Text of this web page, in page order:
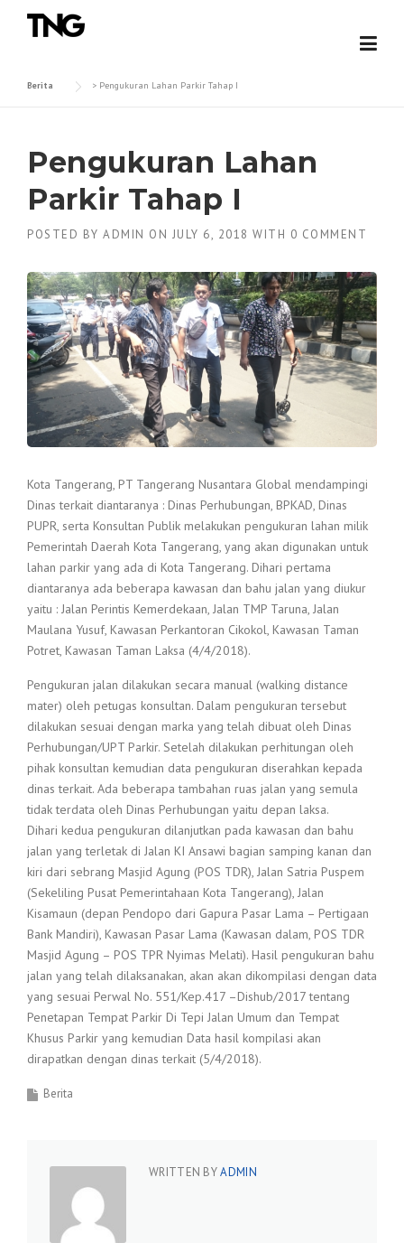
Berita > Pengukuran Lahan Parkir Tahap I
Pengukuran Lahan
Parkir Tahap I
POSTED BY ADMIN ON JULY 6, 2018 WITH 0 COMMENT
Kota Tangerang, PT Tangerang Nusantara Global mendampingi
Dinas terkait diantaranya : Dinas Perhubungan, BPKAD, Dinas
PUPR, serta Konsultan Publik melakukan pengukuran lahan milik
Pemerintah Daerah Kota Tangerang, yang akan digunakan untuk
lahan parkir yang ada di Kota Tangerang. Dihari pertama
diantaranya ada beberapa kawasan dan bahu jalan yang diukur
yaitu : Jalan Perintis Kemerdekaan, Jalan TMP Taruna, Jalan
Maulana Yusuf, Kawasan Perkantoran Cikokol, Kawasan Taman
Potret, Kawasan Taman Laksa (4/4/2018).
Pengukuran jalan dilakukan secara manual (walking distance
mater) oleh petugas konsultan. Dalam pengukuran tersebut
dilakukan sesuai dengan marka yang telah dibuat oleh Dinas
Perhubungan/UPT Parkir. Setelah dilakukan perhitungan oleh
pihak konsultan kemudian data pengukuran diserahkan kepada
dinas terkait. Ada beberapa tambahan ruas jalan yang semula
tidak terdata oleh Dinas Perhubungan yaitu depan laksa.
Dihari kedua pengukuran dilanjutkan pada kawasan dan bahu
jalan yang terletak di Jalan KI Ansawi bagian samping kanan dan
kiri dari sebrang Masjid Agung (POS TDR), Jalan Satria Puspem
(Sekeliling Pusat Pemerintahaan Kota Tangerang), Jalan
Kisamaun (depan Pendopo dari Gapura Pasar Lama – Pertigaan
Bank Mandiri), Kawasan Pasar Lama (Kawasan dalam, POS TDR
Masjid Agung – POS TPR Nyimas Melati). Hasil pengukuran bahu
jalan yang telah dilaksanakan, akan akan dikompilasi dengan data
yang sesuai Perwal No. 551/Kep.417 –Dishub/2017 tentang
Penetapan Tempat Parkir Di Tepi Jalan Umum dan Tempat
Khusus Parkir yang kemudian Data hasil kompilasi akan
dirapatkan dengan dinas terkait (5/4/2018).
Berita
WRITTEN BYADMIN